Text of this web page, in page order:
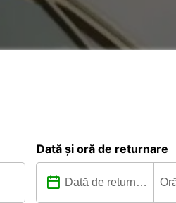
Dată și oră de returnare